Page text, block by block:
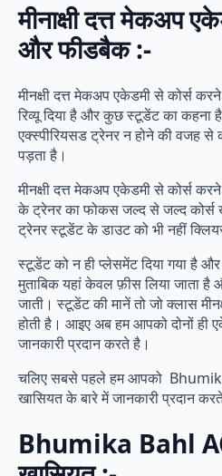
मीनाक्षी दत्त मेकअप
और फीडबैक :-
मीनक्षी दत्त मेकअप एकेडमी से कोर्स
रिव्यू दिया है और कुछ स्टूडेंट का कहना
एक्स्पीरियसड ट्रेनर न होने की वजह से
पड़ता है।
मीनक्षी दत्त मेकअप एकेडमी से कोर्स
के ट्रेनर का फोकस जल्द से जल्द कोर्स
ट्रेनर स्टूडेंट के डाउट को भी नहीं
स्टूडेंट को न ही प्लेसमेंट दिया गया है
मुताबिक यहां केवल फ़ीस लिया जाता है
जाती। स्टूडेंट की मानें तो जो क्लास
होती है। आइए अब हम आपको दोनों ही
जानकारी प्रदान करते है।
चलिए सबसे पहले हम आपको
खासियत के बारे में जानकारी प्रदान
Bhumika Bahl